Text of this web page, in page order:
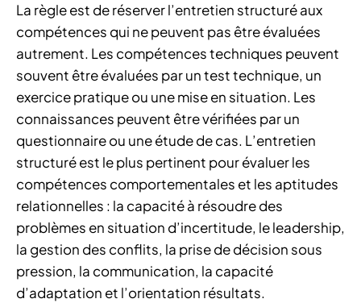
La règle est de réserver l’entretien structuré aux
compétences qui ne peuvent pas être évaluées
autrement. Les compétences techniques peuvent
souvent être évaluées par un test technique, un
exercice pratique ou une mise en situation. Les
connaissances peuvent être vérifiées par un
questionnaire ou une étude de cas. L’entretien
structuré est le plus pertinent pour évaluer les
compétences comportementales et les aptitudes
relationnelles : la capacité à résoudre des
problèmes en situation d’incertitude, le leadership,
la gestion des conflits, la prise de décision sous
pression, la communication, la capacité
d’adaptation et l’orientation résultats.